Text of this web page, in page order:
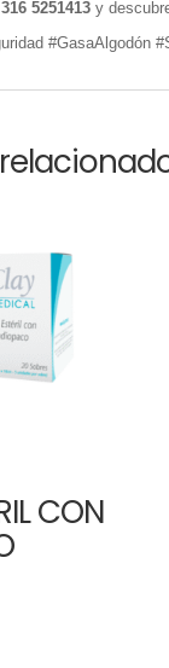
316 5251413 y
#GasaAlgodón
CON